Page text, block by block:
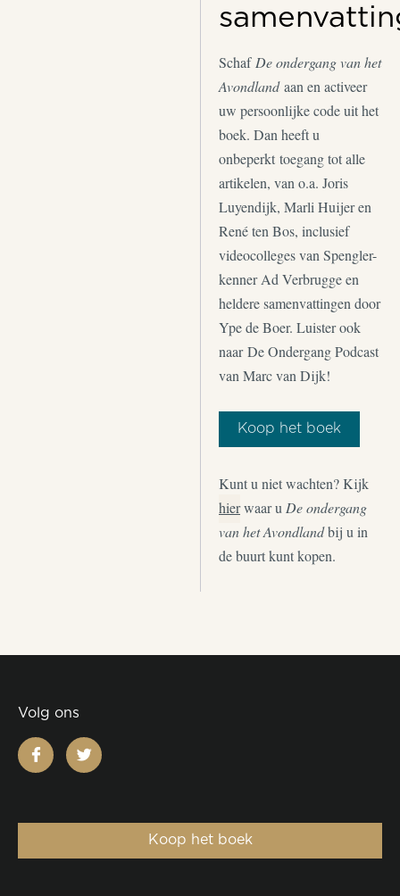
Schaf De ondergang van het
Avondlandaan en activeer
uw persoonlijke code uit het
boek. Dan heeft u
onbeperkt toegang tot alle
artikelen, van o.a. Joris
Luyendijk, Marli Huijer en
René ten Bos, inclusief
videocolleges van Spengler-
kenner Ad Verbrugge en
heldere samenvattingen door
Ype de Boer. Luister ook
naar De Ondergang Podcast
van Marc van Dijk!
Koop het boek
Kunt u niet wachten? Kijk
hierwaar u De ondergang
van het Avondlandbij u in
de buurt kunt kopen.
Volg ons
facebooktwitter
Koop het boek